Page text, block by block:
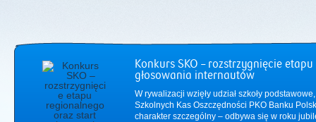
Konkurs SKO – rozstrzygnięcie
głosowania internautów
W rywalizacji wzięły udział szkoły
Szkolnych Kas Oszczędności PKO Banku
charakter szczególny – odbywa się w roku